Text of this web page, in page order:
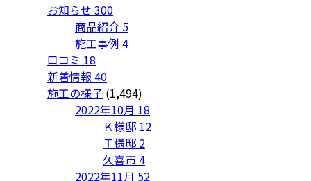
お知らせ 300
商品紹介 5
施工事例 4
口コミ 18
新着情報 40
施工の様子 (1,494)
2022年10月 18
Ｋ様邸 12
Ｔ様邸 2
久喜市4
2022年11月 52